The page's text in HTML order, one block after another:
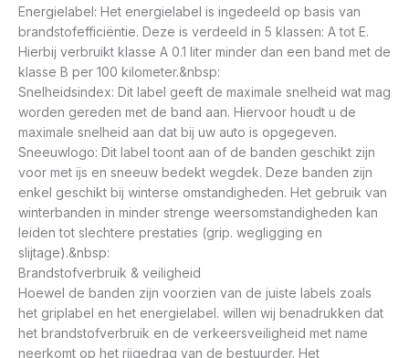
Energielabel: Het energielabel is ingedeeld op basis van
brandstofefficiëntie. Deze is verdeeld in 5 klassen: A tot E.
Hierbij verbruikt klasse A 0.1 liter minder dan een band met de
klasse B per 100 kilometer.&nbsp:
Snelheidsindex: Dit label geeft de maximale snelheid wat mag
worden gereden met de band aan. Hiervoor houdt u de
maximale snelheid aan dat bij uw auto is opgegeven.
Sneeuwlogo: Dit label toont aan of de banden geschikt zijn
voor met ijs en sneeuw bedekt wegdek. Deze banden zijn
enkel geschikt bij winterse omstandigheden. Het gebruik van
winterbanden in minder strenge weersomstandigheden kan
leiden tot slechtere prestaties (grip. wegligging en
slijtage).&nbsp:
Brandstofverbruik & veiligheid
Hoewel de banden zijn voorzien van de juiste labels zoals
het griplabel en het energielabel. willen wij benadrukken dat
het brandstofverbruik en de verkeersveiligheid met name
neerkomt op het rijgedrag van de bestuurder. Het